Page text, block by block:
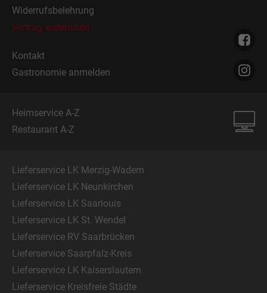
Widerrufsbelehrung
Vertrag widerrufen
Kontakt
Gastronomie anmelden
Heimservice A-Z
Restaurant A-Z
Lieferservice LK Merzig-Wadern
Lieferservice LK Neunkirchen
Lieferservice LK Saarlouis
Lieferservice LK St. Wendel
Lieferservice RV Saarbrücken
Lieferservice Saarpfalz-Kreis
Lieferservice LK Kaiserslautern
Lieferservice Kreisfreie Städte